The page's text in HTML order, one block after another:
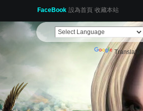
FaceBook 設為首頁 收藏本站
Translate